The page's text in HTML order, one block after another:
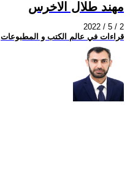
مهند طلال الاخرس
2022 / 5 / 2
قراءات في عالم الكتب و المطبوعات